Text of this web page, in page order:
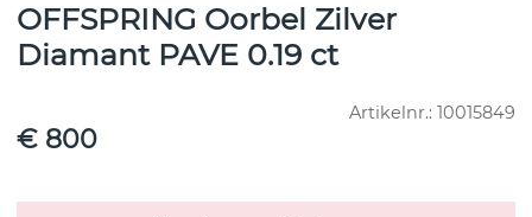
OFFSPRING Oorbel Zilver
Diamant PAVE 0.19 ct
Artikelnr.: 10015849
€ 800